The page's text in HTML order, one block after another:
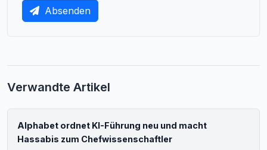
Absenden
Verwandte Artikel
Alphabet ordnet KI-Führung neu und macht
Hassabis zum Chefwissenschaftler